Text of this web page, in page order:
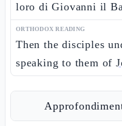
loro di Giovanni il
ORTHODOX READING
Then the disciples
speaking to them of